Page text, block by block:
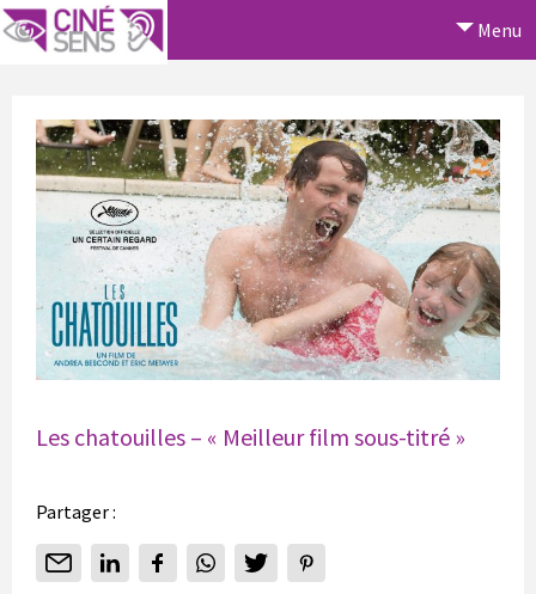
Menu
Les chatouilles – « Meilleur film sous-titré »
Partager :